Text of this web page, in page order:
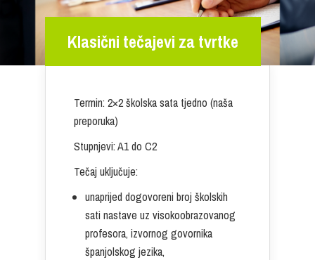
Klasični tečajevi za tvrtke
Termin: 2×2 školska sata tjedno (naša
preporuka)
Stupnjevi: A1 do C2
Tečaj uključuje:
unaprijed dogovoreni broj školskih
sati nastave uz visokoobrazovanog
profesora, izvornog govornika
španjolskog jezika,